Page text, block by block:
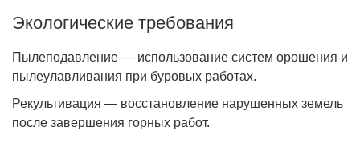
Экологические требования
Пылеподавление — использование систем орошения и
пылеулавливания при буровых работах.
Рекультивация — восстановление нарушенных земель
после завершения горных работ.